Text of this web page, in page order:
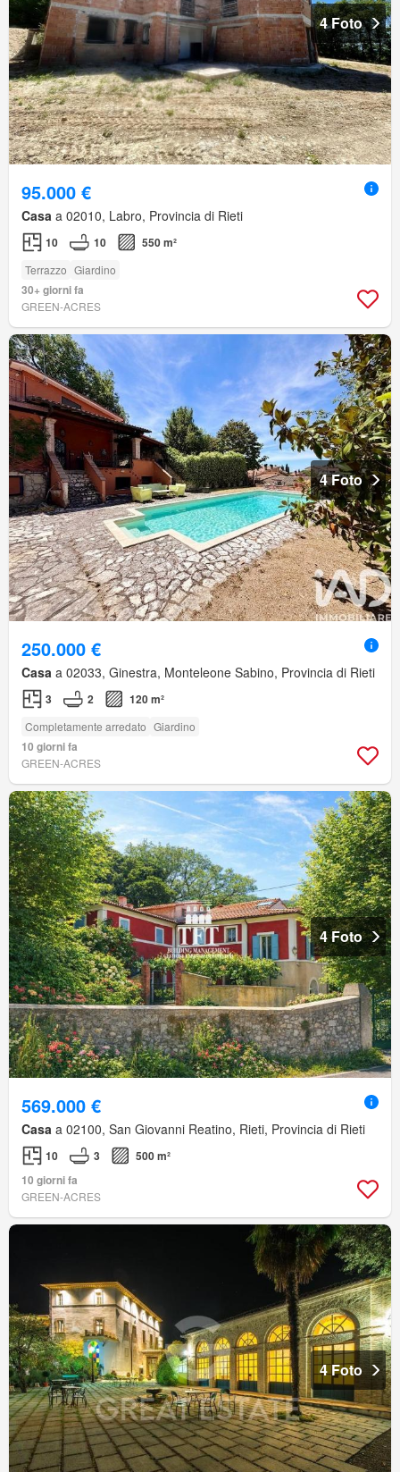
4 Foto
95.000 €
Casa a 02010, Labro, Provincia di Rieti
10 10 550 m²
Terrazzo Giardino
30+ giorni fa
GREEN-ACRES
4 Foto
250.000 €
Casa a 02033, Ginestra, Monteleone Sabino, Provincia di Rieti
3 2 120 m²
Completamente arredato Giardino
10 giorni fa
GREEN-ACRES
4 Foto
569.000 €
Casa a 02100, San Giovanni Reatino, Rieti, Provincia di Rieti
10 3
500 m²
10 giorni fa
GREEN-ACRES
4 Foto